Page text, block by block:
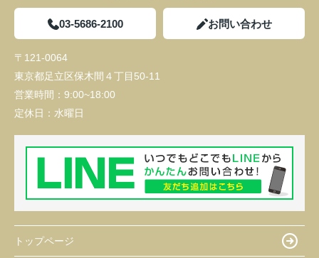
03-5686-2100 お問い合わせ
〒121-0064
東京都足立区保木間４丁目50-11
営業時間： 9:00~18:00
定休日： 水曜日
トップページ